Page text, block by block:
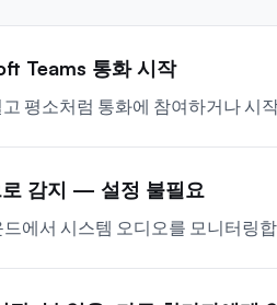
Teams 통화 시작
평소처럼 통화에 참여하거나 시
감지 — 설정 불필요
에서 시스템 오디오를 모니터링